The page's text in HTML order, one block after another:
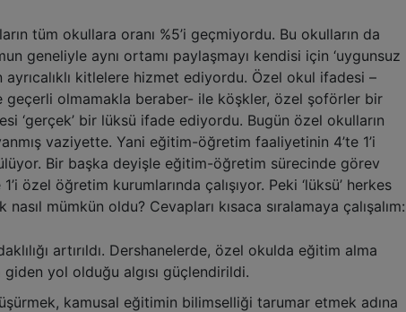
tüm okullara oranı %5’i geçmiyordu. Bu okulların da
geneliyle aynı ortamı paylaşmayı kendisi için ‘uygunsuz
ayrıcalıklı kitlelere hizmet ediyordu. Özel okul ifadesi –
geçerli olmamakla beraber- ile köşkler, özel şoförler bir
‘gerçek’ bir lüksü ifade ediyordu. Bugün özel okulların
vaziyette. Yani eğitim-öğretim faaliyetinin 4’te 1’i
Bir başka deyişle eğitim-öğretim sürecinde görev
özel öğretim kurumlarında çalışıyor. Peki ‘lüksü’ herkes
mümkün oldu? Cevapları kısaca sıralamaya çalışalım:
artırıldı. Dershanelerde, özel okulda eğitim alma
yol olduğu algısı güçlendirildi.
kamusal eğitimin bilimselliği tarumar etmek adına